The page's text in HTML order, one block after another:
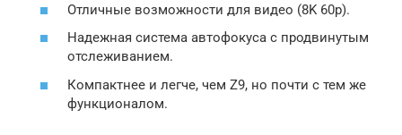
Отличные возможности для видео (8K 60p).
Надежная система автофокуса с продвинутым
отслеживанием.
Компактнее и легче, чем Z9, но почти с тем же
функционалом.